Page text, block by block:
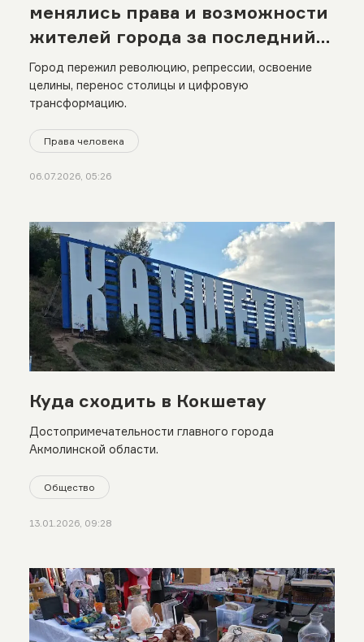
менялись права и возможности
жителей города за последний
век
Город пережил революцию, репрессии, освоение
целины, перенос столицы и цифровую
трансформацию.
Права человека
06.07.2026, 05:26
Куда сходить в Кокшетау
Достопримечательности главного города
Акмолинской области.
Общество
13.01.2026, 09:28